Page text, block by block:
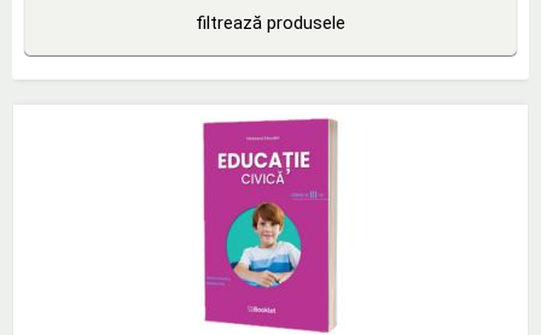
filtrează produsele